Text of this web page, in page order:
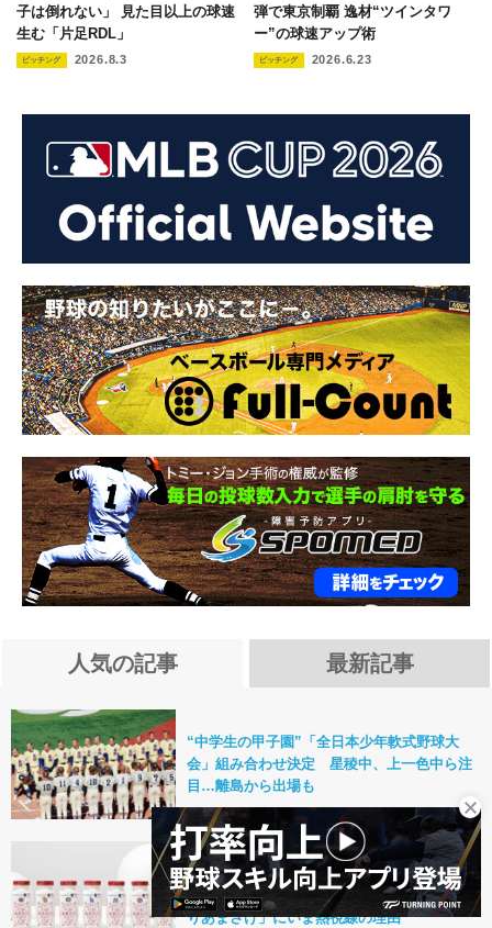
子は倒れない」 見た目以上の球速
生む「片足RDL」
ピッチング 2026.8.3
弾で東京制覇 逸材“ツインタワ
ー”の球速アップ術
ピッチング 2026.6.23
人気の記事 最新記事
“中学生の甲子園”「全日本少年軟式野球大
会」組み合わせ決定 星稜中、上一色中ら注
目…離島から出場も
【PR】酷暑の夏を“麹パワー”で乗り切ろ
う！ MLB™公式「麹だけでつくったすっき
りあまさけ」にいま熱視線の理由